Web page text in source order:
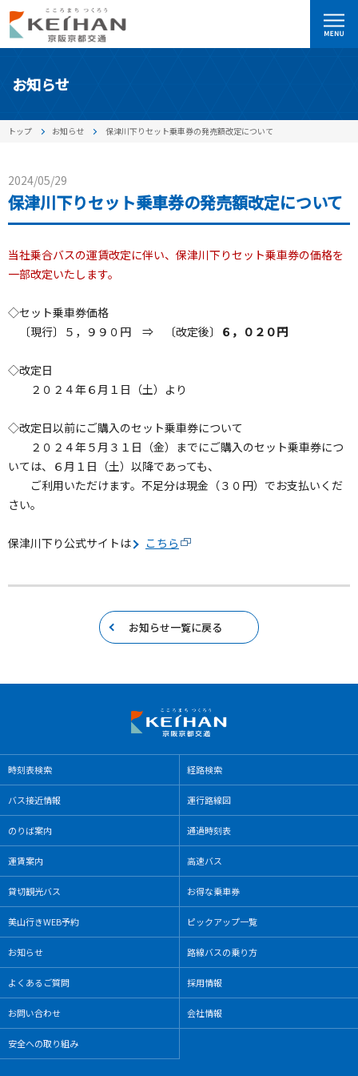
お知らせ
トップ お知らせ 保津川下りセット乗車券の発売額改定について
2024/05/29
保津川下りセット乗車券の発売額改定について
当社乗合バスの運賃改定に伴い、保津川下りセット乗車券の価格を
一部改定いたします。
◇セット乗車券価格
〔現行〕５，９９０円 ⇒ 〔改定後〕
６，０２０円
◇改定日
２０２４年６月１日（土）より
◇改定日以前にご購入のセット乗車券について
２０２４年５月３１日（金）までにご購入のセット乗車券につ
いては、６月１日（土）以降であっても、
ご利用いただけます。不足分は現金（３０円）でお支払いくだ
さい。
保津川下り公式サイトは こちら
お知らせ一覧に戻る
時刻表検索 経路検索
バス接近情報 運⾏路線図
のりば案内 通過時刻表
運賃案内 高速バス
貸切観光バス お得な乗⾞券
美⼭⾏きWEB予約 ピックアップ⼀覧
お知らせ 路線バスの乗り方
よくあるご質問 採用情報
お問い合わせ 会社情報
安全への取り組み